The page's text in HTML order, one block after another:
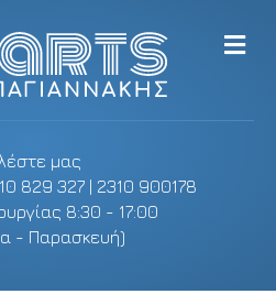
μας
829 327 | 2310 900178
8:30 - 17:00
- Παρασκευή)
M
e